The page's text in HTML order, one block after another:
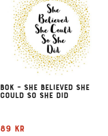
Bok – She believed she
could so she did
89 kr